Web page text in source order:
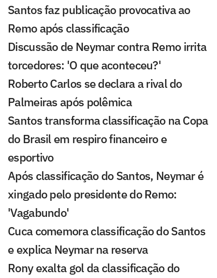
Santos faz publicação provocativa ao
Remo após classificação
Discussão de Neymar contra Remo irrita
torcedores: 'O que aconteceu?'
Roberto Carlos se declara a rival do
Palmeiras após polêmica
Santos transforma classificação na Copa
do Brasil em respiro financeiro e
esportivo
Após classificação do Santos, Neymar é
xingado pelo presidente do Remo:
'Vagabundo'
Cuca comemora classificação do Santos
e explica Neymar na reserva
Rony exalta gol da classificação do